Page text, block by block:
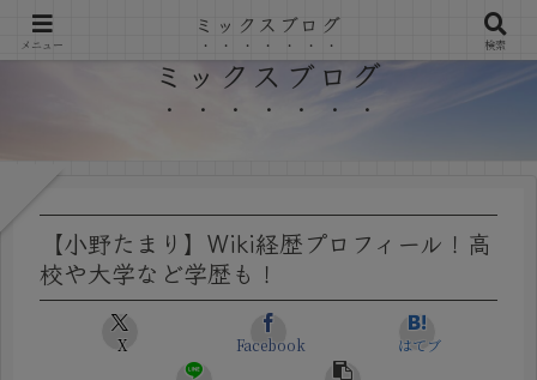
ミックスブログ
【小野たまり】Wiki経歴プロフィール！高
校や大学など学歴も！
X Facebook はてブ
メニュー
ミックスブログ
検索